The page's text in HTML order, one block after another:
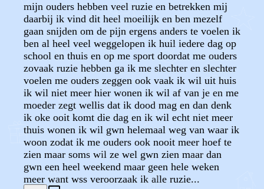
mijn ouders hebben veel ruzie en betrekken mij
daarbij ik vind dit heel moeilijk en ben mezelf
gaan snijden om de pijn ergens anders te voelen ik
ben al heel veel weggelopen ik huil iedere dag op
school en thuis en op me sport doordat me ouders
zovaak ruzie hebben ga ik me slechter en slechter
voelen me ouders zeggen ook vaak ik wil uit huis
ik wil niet meer hier wonen ik wil af van je en me
moeder zegt wellis dat ik dood mag en dan denk
ik oke ooit komt die dag en ik wil echt niet meer
thuis wonen ik wil gwn helemaal weg van waar ik
woon zodat ik me ouders ook nooit meer hoef te
zien maar soms wil ze wel gwn zien maar dan
gwn een heel weekend maar geen hele weken
meer want wss veroorzaak ik alle ruzie...